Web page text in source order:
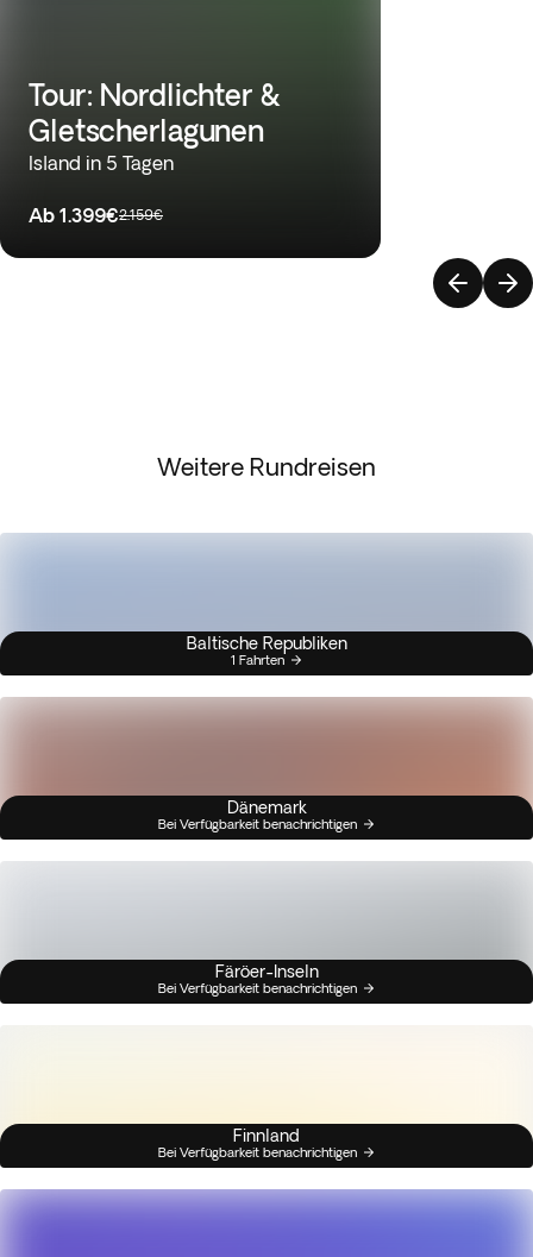
Tour: Nordlichter &
Gletscherlagunen
Island in 5 Tagen
Ab 1.399€2.159€
Weitere Rundreisen
Baltische Republiken
1 Fahrten
Dänemark
Bei Verfügbarkeit benachrichtigen
Färöer-Inseln
Bei Verfügbarkeit benachrichtigen
Finnland
Bei Verfügbarkeit benachrichtigen